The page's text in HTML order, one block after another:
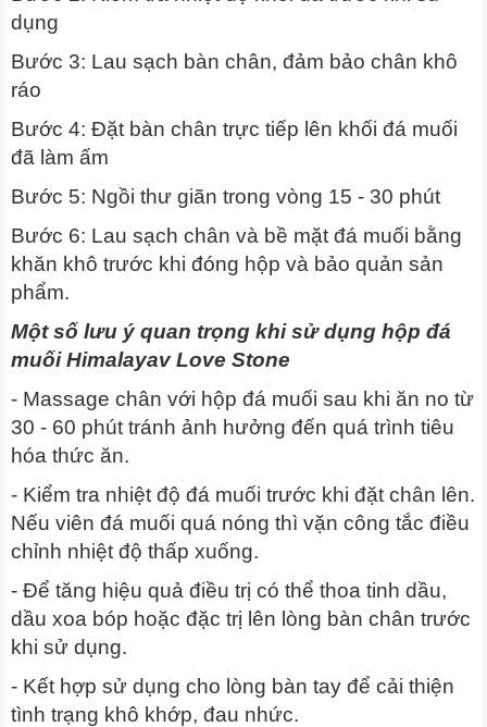
dụng
Bước 3: Lau sạch bàn chân, đảm bảo chân khô
ráo
Bước 4: Đặt bàn chân trực tiếp lên khối đá muối
đã làm ấm
Bước 5: Ngồi thư giãn trong vòng 15 - 30 phút
Bước 6: Lau sạch chân và bề mặt đá muối bằng
khăn khô trước khi đóng hộp và bảo quản sản
phẩm.
Một số lưu ý quan trọng khi sử dụng hộp đá
muối Himalayav Love Stone
- Massage chân với hộp đá muối sau khi ăn no từ
30 - 60 phút tránh ảnh hưởng đến quá trình tiêu
hóa thức ăn.
- Kiểm tra nhiệt độ đá muối trước khi đặt chân lên.
Nếu viên đá muối quá nóng thì vặn công tắc điều
chỉnh nhiệt độ thấp xuống.
- Để tăng hiệu quả điều trị có thể thoa tinh dầu,
dầu xoa bóp hoặc đặc trị lên lòng bàn chân trước
khi sử dụng.
- Kết hợp sử dụng cho lòng bàn tay để cải thiện
tình trạng khô khớp, đau nhức.